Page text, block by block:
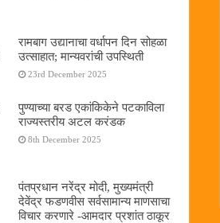
रामबाग उद्यानाचा वर्धापन दिन सोहळा
उत्साहात; मान्यवरांची उपस्थिती
23rd December 2025
पुण्याच्या बरड एकांकिकेने पटकाविला
राज्यस्तरीय अटल करंडक
8th December 2025
पंतप्रधान नरेंद्र मोदी, मुख्यमंत्री
देवेंद्र फडणवीस सर्वसामान्य माणसाचा
विचार करणारे -आमदार प्रशांत ठाकूर